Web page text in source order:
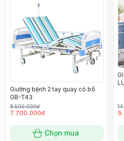
Giường bệnh 2 tay quay có bô
GB-T43
8.500.000đ
7.700.000đ
Chọn mua